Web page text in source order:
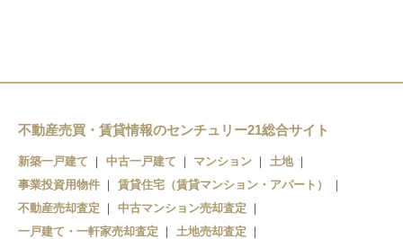
東田坂上駅
東田駅
芦原駅
植田駅
不動産売買・賃貸情報のセンチュリー21総合サイト
新築一戸建て 中古一戸建て マンション
土地
事業投資用物件
賃貸住宅（賃貸マンション・アパート）
不動産売却査定
中古マンション売却査定
一戸建て・一軒家売却査定
土地売却査定